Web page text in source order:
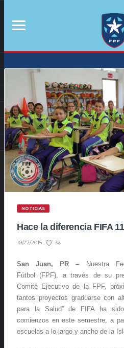
NOTICIAS
Hace la diferencia FIFA
10/27/2015 32
San Juan, PR –
Nuestra
Fútbol (FPF), a través de su
Comité Ejecutivo de la FPF,
tantos proyectos graduarse con
para la Salud” de FIFA ha
comienzos en este semestre, a
escuelas a lo largo y ancho de la